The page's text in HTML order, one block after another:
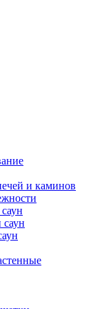
и каминов